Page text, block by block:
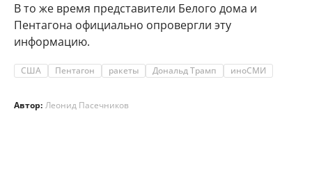
В то же время представители Белого дома и
Пентагона официально опровергли эту
информацию.
США Пентагон ракеты Дональд Трамп иноСМИ
Автор: Леонид Пасечников